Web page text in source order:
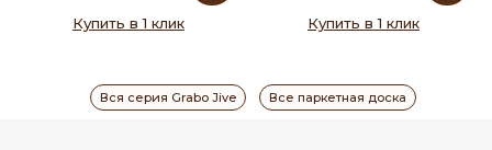
Купить в 1 клик Купить в 1 клик
Вся серия Grabo Jive Все паркетная доска